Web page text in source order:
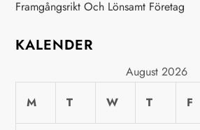
a
t
i
o
Framgångsrikt Och Lönsamt Företag
KALENDER
August 2026
M
T W T F